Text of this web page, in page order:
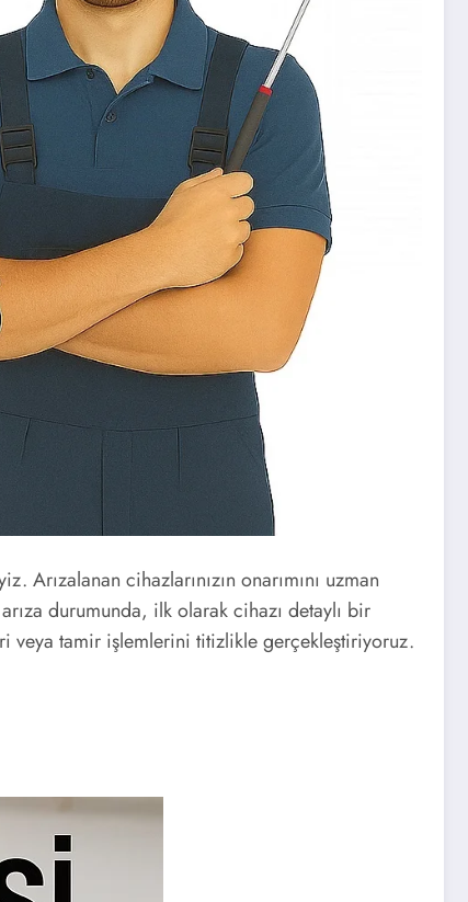
cihazlarınızın onarımını uzman
durumunda, ilk olarak cihazı detaylı bir
veya tamir işlemlerini titizlikle gerçekleştiriyoruz.